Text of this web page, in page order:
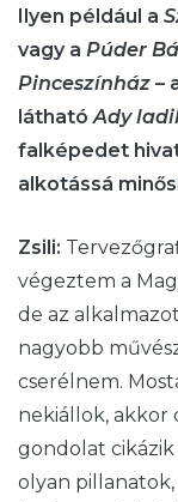
Ilyen például a
vagy a Púder
Pinceszínház –
láthatóAdy
falképedet
alkotássá
Zsili:
végeztem a
de az
nagyobb
cserélnem.
nekiállok, akkor
gondolat
olyan